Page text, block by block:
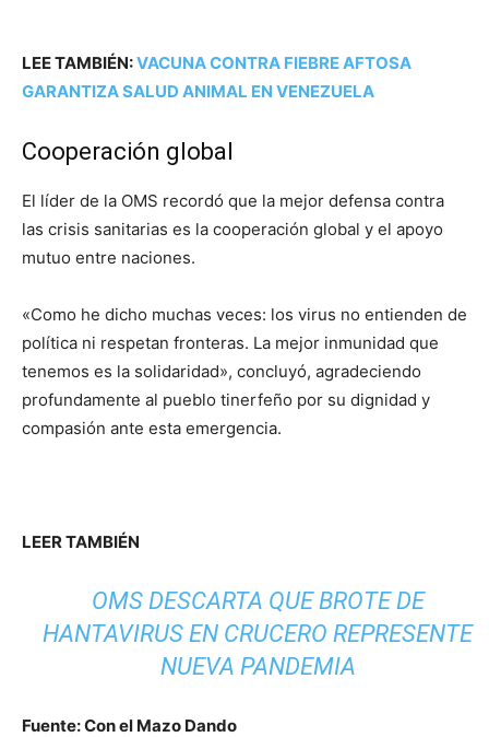
LEE TAMBIÉN:VACUNA CONTRA FIEBRE AFTOSA
GARANTIZA SALUD ANIMAL EN VENEZUELA
Cooperación global
El líder de la OMS recordó que la mejor defensa contra
las crisis sanitarias es la cooperación global y el apoyo
mutuo entre naciones.
«Como he dicho muchas veces: los virus no entienden de
política ni respetan fronteras. La mejor inmunidad que
tenemos es la solidaridad», concluyó, agradeciendo
profundamente al pueblo tinerfeño por su dignidad y
compasión ante esta emergencia.
LEER TAMBIÉN
OMS DESCARTA QUE BROTE DE
HANTAVIRUS EN CRUCERO REPRESENTE
NUEVA PANDEMIA
Fuente: Con el Mazo Dando